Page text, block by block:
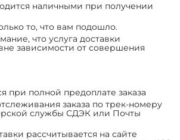
наличными при получении
то, что вам подошло.
что услуга доставки
зависимости от совершения
при полной предоплате заказа
заказа по трек-номеру
службы СДЭК или Почты
рассчитывается на сайте